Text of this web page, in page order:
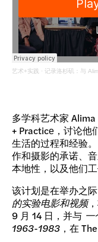
艺术+实践 · 记录洛杉矶：与
多学科艺术家
+ Practice，讨论他
生活的过程和经验
作和摄影的承诺、
本地性，以及他们
该计划是在举办之际
的实验电影和视频
9 月 14 日，并与 一
1963-1983 ，在